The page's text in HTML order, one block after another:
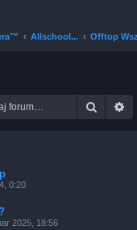
Allschool... Offtop
Szukaj
0:20
2025, 18:56